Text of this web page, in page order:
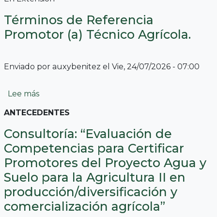
Términos de Referencia
Promotor (a) Técnico Agrícola.
Enviado por auxybenitez el Vie, 24/07/2026 - 07:00
Lee mássobre Términos de Referencia Promotor (a)
ANTECEDENTES
Consultoría: “Evaluación de
Competencias para Certificar
Promotores del Proyecto Agua y
Suelo para la Agricultura II en
producción/diversificación y
comercialización agrícola”